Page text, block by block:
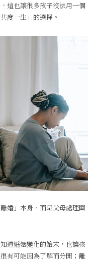
這也讓很多孩子沒法用一個
度一生」的選擇。
婚」本身，而是父母處理關
道婚姻變化的始末，也讓孩
有可能因為了解而分開；離